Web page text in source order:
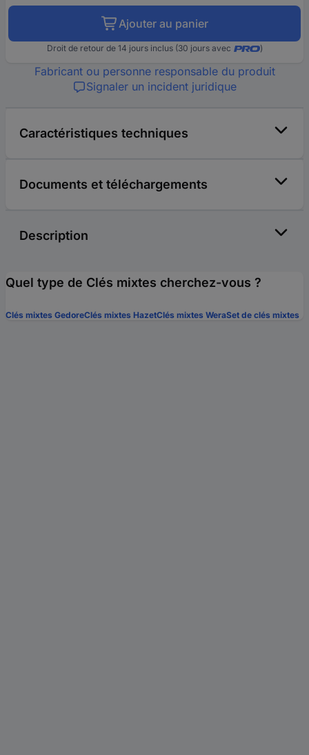
Ajouter au panier
Droit de retour de 14 jours inclus (30 jours avec )
Fabricant ou personne responsable du produit
Signaler un incident juridique
Caractéristiques techniques
Documents et téléchargements
Description
Quel type de Clés mixtes cherchez-vous ?
Clés mixtes GedoreClés mixtes HazetClés mixtes WeraSet de clés mixtes